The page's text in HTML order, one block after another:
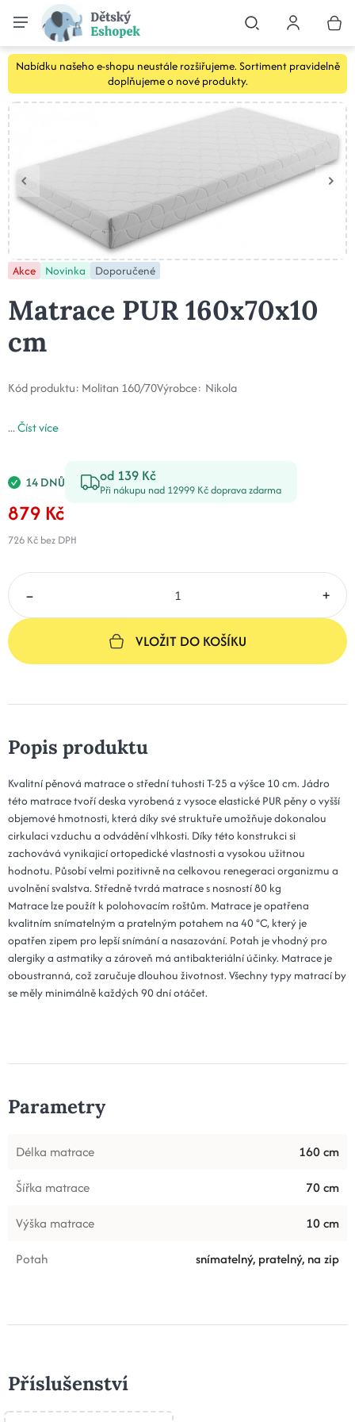
Nabídku našeho e-shopu neustále rozšiřujeme. Sortiment pravidelně
doplňujeme o nové produkty.
Akce Novinka Doporučené
Matrace PUR 160x70x10
cm
Kód produktu: Molitan 160/70Výrobce: Nikola
...Číst více
14 DNŮ od 139 Kč
Při nákupu nad 12999 Kč doprava zdarma
879 Kč
726 Kč bez DPH
– +
VLOŽIT DO KOŠÍKU
Popis produktu
Kvalitní pěnová matrace o střední tuhosti T-25 a výšce 10 cm. Jádro
této matrace tvoří deska vyrobená z vysoce elastické PUR pěny o vyšší
objemové hmotnosti, která díky své struktuře umožňuje dokonalou
cirkulaci vzduchu a odvádění vlhkosti. Díky této konstrukci si
zachovává vynikajicí ortopedické vlastnosti a vysokou užitnou
hodnotu. Působí velmi pozitivně na celkovou renegeraci organizmu a
uvolnění svalstva. Středně tvrdá matrace s nosností 80 kg
Matrace lze použít k polohovacím roštům. Matrace je opatřena
kvalitním snímatelným a pratelným potahem na 40 °C, který je
opatřen zipem pro lepší snímání a nasazování. Potah je vhodný pro
alergiky a astmatiky a zároveň má antibakteriální účinky. Matrace je
oboustranná, což zaručuje dlouhou životnost. Všechny typy matrací by
se měly minimálně každých 90 dní otáčet.
Parametry
Délka matrace
160 cm
Šířka matrace
70 cm
Výška matrace
10 cm
Potah
snímatelný, pratelný, na zip
Příslušenství